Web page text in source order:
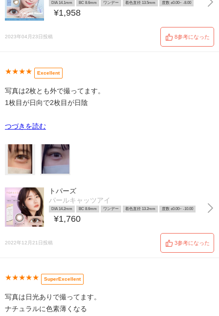
DIA 14.1mm BC 8.6mm ワンデー 着色直径 13.5mm 度数 ±0.00~ -8.00
¥1,958
2023年04月23日投稿 8参考になった
★★★★ Excellent
写真は2枚とも外で撮ってます。
1枚目が日向で2枚目が日陰
つづきを読む
トパーズ
パールキャッツアイ
DIA 14.2mm BC 8.6mm ワンデー 着色直径 13.2mm 度数 ±0.00~ -10.00
¥1,760
2022年12月21日投稿 3参考になった
★★★★★ SuperExcellent
写真は日光ありで撮ってます。
ナチュラルに色素薄くなる